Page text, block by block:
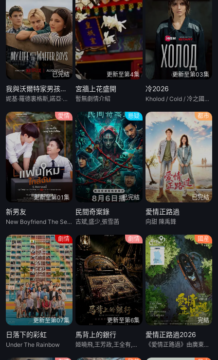
已完結
我與沃爾特家男孩的生活第三季
妮基·羅德裏格斯,諾亞·拉朗德,阿什比·金特裏,艾薩克·阿雷蘭尼斯,馬克·布魯卡斯,Sally Cacic,柯瑞·福格爾瑪尼斯,Lennix James,艾琳·卡普拉克,約翰尼·林克,米娅·洛韋,傑克·曼利,保羅·麥克吉萊恩,Naveen Paddock,邁爾斯·佩雷斯
更新至第4集
宮牆上花盛開
暫無劇情介紹
更新至第03集
冷2026
Kholod / Cold / 冷之國度的女基督山伯爵 / 極寒追殺
愛情
更新至第01集
新男友
New Boyfriend The Series
懸疑
已完結
民間奇案錄
古斌,盛少,張雪菡
都市
已完結
愛情正路過
向甜 陳禹鋒
劇情
更新至第07集
日落下的彩虹
Under The Rainbow
劇情
更新至第6集
馬背上的銀行
姬曉飛,王芳政,王全有,閻妮,郭爍傑,杜志國,鄭衛莉,周舟 Zhou Zhou
國産
完結
愛情正路過2026
《愛情正路過》由廣東局選送，嶺南文化傳媒（廣東）有限公司出品，10分鍾*12集，取景地爲雲南昆明滇池、海埂大壩等，講述了兩個性格迥異、生活經曆不同的都市青年男女，在昆明旅行中彼此治愈與成長的愛情故事，